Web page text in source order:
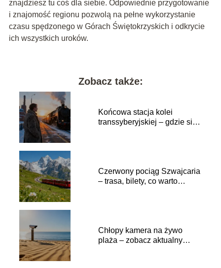
znajdziesz tu coś dla siebie. Odpowiednie przygotowanie
i znajomość regionu pozwolą na pełne wykorzystanie
czasu spędzonego w Górach Świętokrzyskich i odkrycie
ich wszystkich uroków.
Zobacz także:
Końcowa stacja kolei
transsyberyjskiej – gdzie się
Czerwony pociąg Szwajcaria
– trasa, bilety, co warto
Chłopy kamera na żywo
plaża – zobacz aktualny